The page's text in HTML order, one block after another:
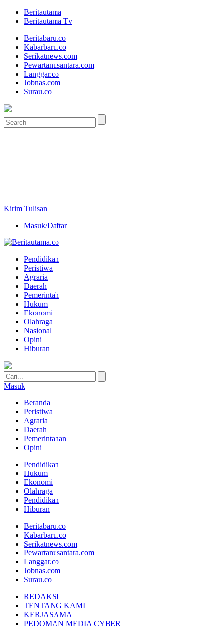
Beritautama
Beritautama Tv
Beritabaru.co
Kabarbaru.co
Serikatnews.com
Pewartanusantara.com
Langgar.co
Jobnas.com
Surau.co
Kirim Tulisan
Masuk/Daftar
Pendidikan
Peristiwa
Agraria
Daerah
Pemerintah
Hukum
Ekonomi
Olahraga
Nasional
Opini
Hiburan
Masuk
Beranda
Peristiwa
Agraria
Daerah
Pemerintahan
Opini
Pendidikan
Hukum
Ekonomi
Olahraga
Pendidikan
Hiburan
Beritabaru.co
Kabarbaru.co
Serikatnews.com
Pewartanusantara.com
Langgar.co
Jobnas.com
Surau.co
REDAKSI
TENTANG KAMI
KERJASAMA
PEDOMAN MEDIA CYBER